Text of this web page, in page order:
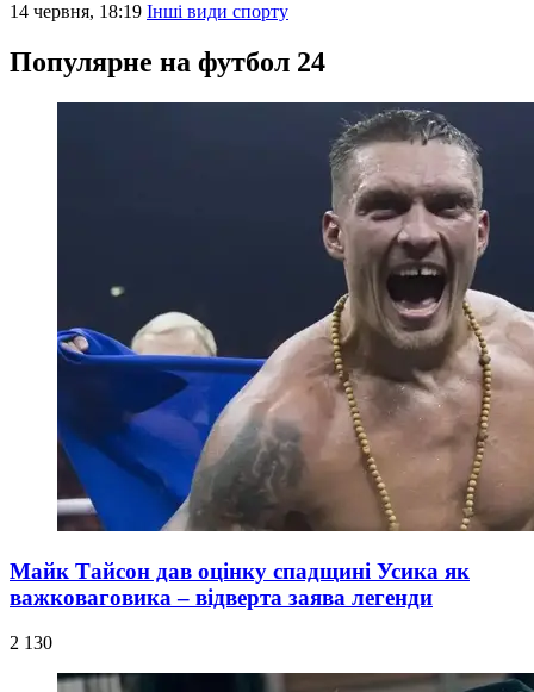
14 червня, 18:19 Інші види спорту
Популярне на футбол 24
Майк Тайсон дав оцінку спадщині Усика як
важковаговика – відверта заява легенди
2 130